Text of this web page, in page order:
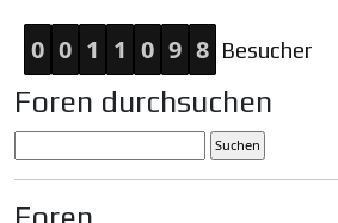
0 0 1 1 0 9 8 Besucher
Foren durchsuchen